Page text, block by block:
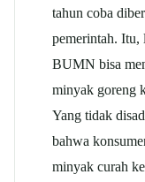
tahun coba
pemerintah. Itu,
BUMN bisa
minyak goreng
Yang tidak
bahwa
minyak curah